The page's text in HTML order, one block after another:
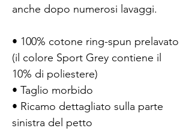
anche dopo numerosi lavaggi.
• 100% cotone ring-spun prelavato
(il colore Sport Grey contiene il
10% di poliestere)
• Taglio morbido
• Ricamo dettagliato sulla parte
sinistra del petto